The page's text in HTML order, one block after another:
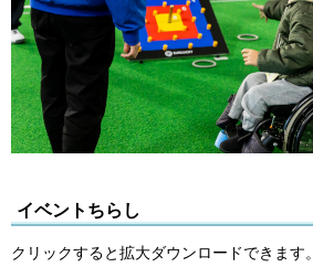
イベントちらし
クリックすると拡大ダウンロードできます。